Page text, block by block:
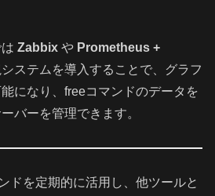
Zabbix や Prometheus +
ステムを導入することで、グラフ
になり、freeコマンドのデータを
バーを管理できます。
ドを定期的に活用し、他ツールと